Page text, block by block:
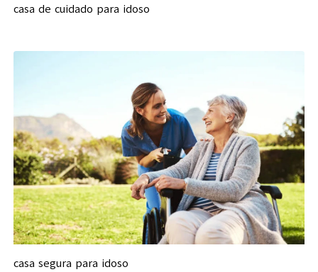
casa de cuidado para idoso
casa segura para idoso